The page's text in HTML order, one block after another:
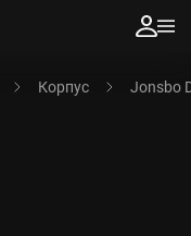
Корпус Jonsbo